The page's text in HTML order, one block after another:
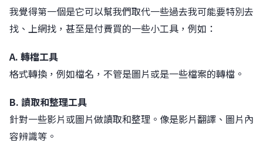
我覺得第一個是它可以幫我們取代一些過去我可能要特別去
找、上網找，甚至是付費買的一些小工具，例如：
A. 轉檔工具
格式轉換，例如檔名，不管是圖片或是一些檔案的轉檔。
B. 讀取和整理工具
針對一些影片或圖片做讀取和整理。像是影片翻譯、圖片內
容辨識等。